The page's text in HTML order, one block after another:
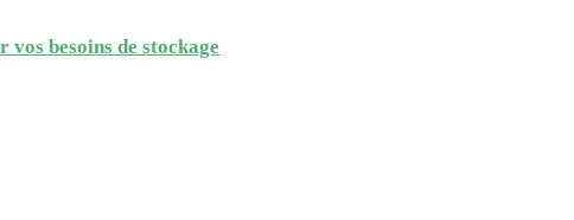
besoins de stockage